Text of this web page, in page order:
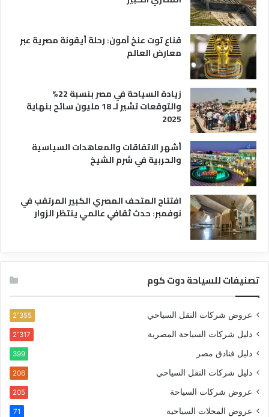
قناع توت عنخ آمون: رحلة أيقونة مصرية عبر
معارض العالم
زيادة السياحة في مصر بنسبة 22%
والتوقعات تشير لـ 18 مليون سائح بنهاية
2025
أشهر الاتفاقات والمعاهدات السياسية
والحربية في شرم الشيخ
افتتاح المتحف المصري الكبير المرتقب في
نوفمبر: حدث ثقافي عالمي ينتظر الزوار
تصنيفات للسياحة دوت كوم
عروض شركات النقل السياحي 2٬355
دليل شركات السياحة المصرية 2٬317
دليل فنادق مصر 399
دليل شركات النقل السياحي 206
عروض شركات السياحة 205
عروض المحلات السياحية 71